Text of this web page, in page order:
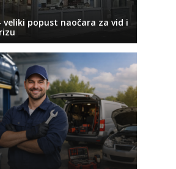
– veliki popust naočara za vid i